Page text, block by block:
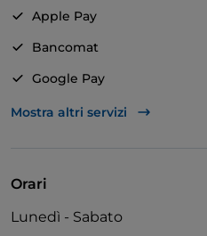
Apple Pay
Bancomat
Google Pay
Mastercard
Mostra altri servizi
Orari
Lunedì - Sabato